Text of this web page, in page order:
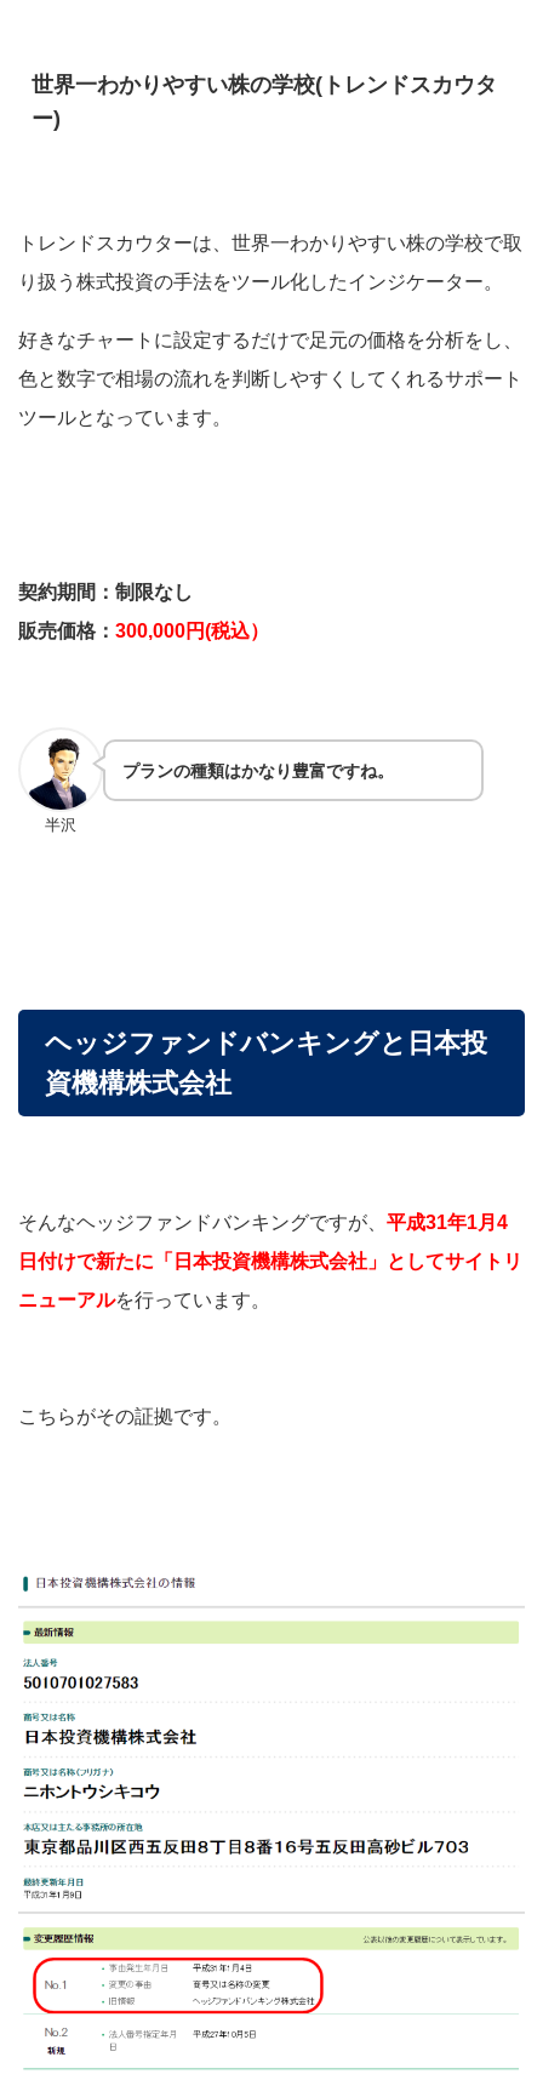
世界一わかりやすい株の学校(トレンドスカウタ
ー)
トレンドスカウターは、世界一わかりやすい株の学校で取
り扱う 株式投資の手法をツール化したインジケーター。
好きなチャートに設定するだけで足元の価格を分析をし、
色と数字で相場の流れを判断しやすくしてくれるサポート
ツールとなっています。
契約期間：制限なし
販売価格： 300,000円(税込）
半沢
プランの種類はかなり豊富ですね。
ヘッジファンドバンキングと日本投
資機構株式会社
そんなヘッジファンドバンキングですが、 平成31 年1月4
日付けで新たに「日本投資機構株式会社」としてサイトリ
ニューアルを行っています。
こちらがその証拠です。